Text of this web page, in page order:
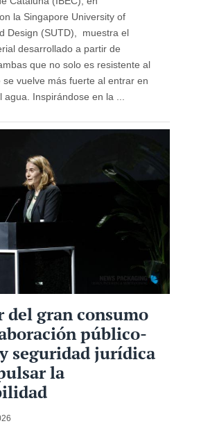
la Singapore University of
Design (SUTD), muestra el
desarrollado a partir de
que no solo es resistente al
se vuelve más fuerte al entrar en
Inspirándose en la ...
del gran consumo
público-
seguridad jurídica
la